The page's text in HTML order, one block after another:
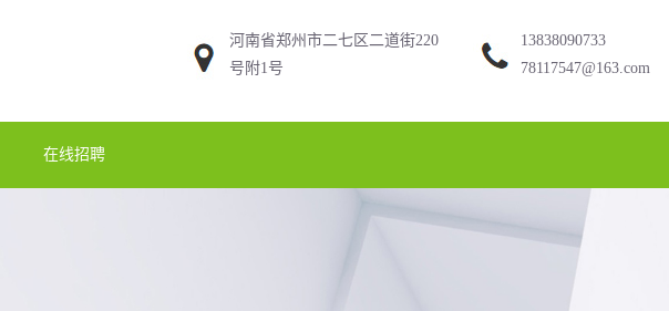
河南省郑州市二七区二道街220
号附1号
13838090733
78117547@163.com
在线招聘